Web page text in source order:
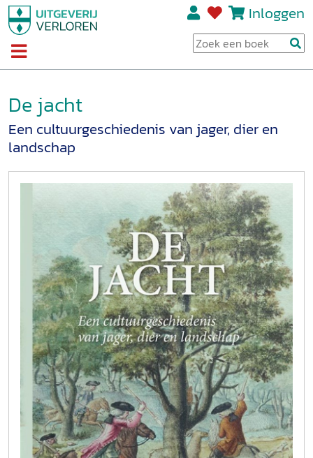
Inloggen
De jacht
Een cultuurgeschiedenis van jager, dier en
landschap